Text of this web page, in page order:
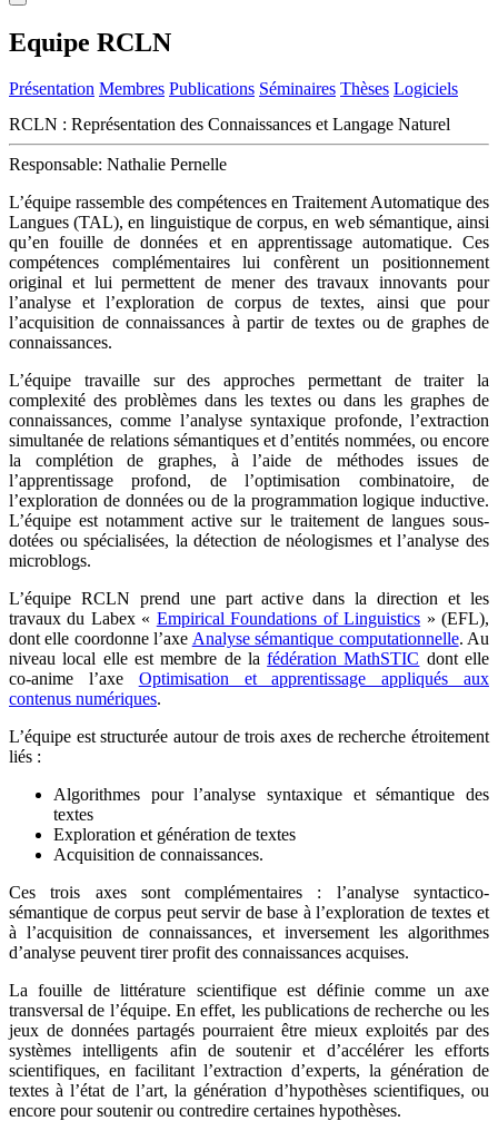
Equipe RCLN
Présentation Membres Publications Séminaires Thèses Logiciels
RCLN : Représentation des Connaissances et Langage Naturel
Responsable: Nathalie Pernelle
L’équipe rassemble des compétences en Traitement Automatique des
Langues (TAL), en linguistique de corpus, en web sémantique, ainsi
qu’en fouille de données et en apprentissage automatique. Ces
compétences complémentaires lui confèrent un positionnement
original et lui permettent de mener des travaux innovants pour
l’analyse et l’exploration de corpus de textes, ainsi que pour
l’acquisition de connaissances à partir de textes ou de graphes de
connaissances.
L’équipe travaille sur des approches permettant de traiter la
complexité des problèmes dans les textes ou dans les graphes de
connaissances, comme l’analyse syntaxique profonde, l’extraction
simultanée de relations sémantiques et d’entités nommées, ou encore
la complétion de graphes, à l’aide de méthodes issues de
l’apprentissage profond, de l’optimisation combinatoire, de
l’exploration de données ou de la programmation logique inductive.
L’équipe est notamment active sur le traitement de langues sous-
dotées ou spécialisées, la détection de néologismes et l’analyse des
microblogs.
L’équipe RCLN prend une part active dans la direction et les
travaux du Labex « Empirical Foundations of Linguistics » (EFL),
dont elle coordonne l’axe Analyse sémantique computationnelle. Au
niveau local elle est membre de lafédération MathSTIC dont elle
co-anime l’axe Optimisation et apprentissage appliqués aux
contenus numériques.
L’équipe est structurée autour de trois axes de recherche étroitement
liés :
Algorithmes pour l’analyse syntaxique et sémantique des
textes
Exploration et génération de textes
Acquisition de connaissances.
Ces trois axes sont complémentaires : l’analyse syntactico-
sémantique de corpus peut servir de base à l’exploration de textes et
à l’acquisition de connaissances, et inversement les algorithmes
d’analyse peuvent tirer profit des connaissances acquises.
La fouille de littérature scientifique est définie comme un axe
transversal de l’équipe. En effet, les publications de recherche ou les
jeux de données partagés pourraient être mieux exploités par des
systèmes intelligents afin de soutenir et d’accélérer les efforts
scientifiques, en facilitant l’extraction d’experts, la génération de
textes à l’état de l’art, la génération d’hypothèses scientifiques, ou
encore pour soutenir ou contredire certaines hypothèses.